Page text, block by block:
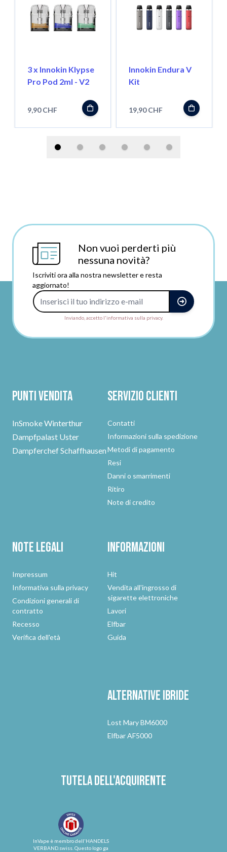
3 x Innokin Klypse
Pro Pod 2ml - V2
9,90 CHF
Innokin Endura V
Kit
19,90 CHF
Non vuoi perderti più
nessuna novità?
Iscriviti ora alla nostra newsletter e resta
aggiornato!
Inviando, accetto l'informativa sulla privacy.
Punti vendita
InSmoke Winterthur
Dampfpalast Uster
Dampferchef Schaffhausen
Servizio clienti
Contatti
Informazioni sulla spedizione
Metodi di pagamento
Resi
Danni o smarrimenti
Ritiro
Note di credito
Note legali
Impressum
Informativa sulla privacy
Condizioni generali di
contratto
Recesso
Verifica dell'età
Informazioni
Hit
Vendita all'ingrosso di
sigarette elettroniche
Lavori
Elfbar
Guida
Alternativeibride
Lost Mary BM6000
Elfbar AF5000
Tutela dell'acquirente
InVape è membro dell'HANDELS
VERBAND.swiss. Questo logo ga